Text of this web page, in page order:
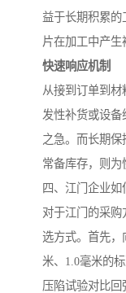
益于长期积累
片在加工中产生
快速响应机制
从接到订单到
发性补货或设
之急。而长期保
常备库存，则为
四、江门企业
对于江门的采购
选方式。首先，
米、1.0毫米的
压陷试验对比